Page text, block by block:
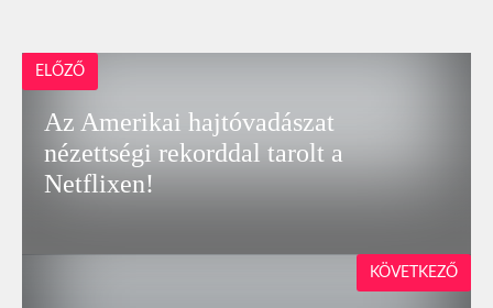
ELŐZŐ
Az Amerikai hajtóvadászat
nézettségi rekorddal tarolt a
Netflixen!
KÖVETKEZŐ